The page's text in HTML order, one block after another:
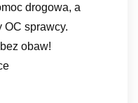
drogowa, a
OC sprawcy.
obaw!